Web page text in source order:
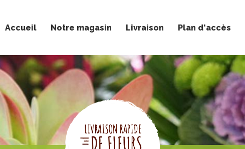
Accueil Notre magasin Livraison Plan d'accès